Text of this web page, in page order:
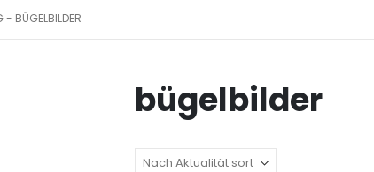
- BÜGELBILDER
bügelbilder